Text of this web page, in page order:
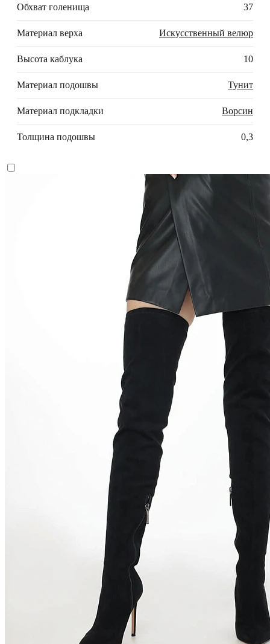
Обхват голенища 37
Материал верха Искусственный велюр
Высота каблука 10
Материал подошвы Тунит
Материал подкладки Ворсин
Толщина подошвы 0,3